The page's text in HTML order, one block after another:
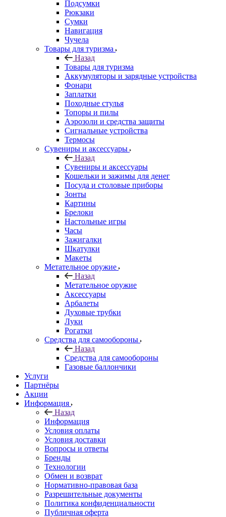
Подсумки
Рюкзаки
Сумки
Навигация
Чучела
Товары для туризма
Назад
Товары для туризма
Аккумуляторы и зарядные устройства
Фонари
Заплатки
Походные стулья
Топоры и пилы
Аэрозоли и средства защиты
Сигнальные устройства
Термосы
Сувениры и аксессуары
Назад
Сувениры и аксессуары
Кошельки и зажимы для денег
Посуда и столовые приборы
Зонты
Картины
Брелоки
Настольные игры
Часы
Зажигалки
Шкатулки
Макеты
Метательное оружие
Назад
Метательное оружие
Аксессуары
Арбалеты
Духовые трубки
Луки
Рогатки
Средства для самообороны
Назад
Средства для самообороны
Газовые баллончики
Услуги
Партнёры
Акции
Информация
Назад
Информация
Условия оплаты
Условия доставки
Вопросы и ответы
Бренды
Технологии
Обмен и возврат
Нормативно-правовая база
Разрешительные документы
Политика конфиденциальности
Публичная оферта